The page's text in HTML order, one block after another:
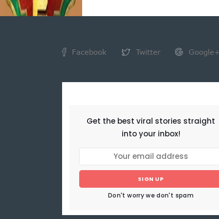
Facebook Twitter Google+
Get the best viral stories straight
into your inbox!
SIGN UP
Don't worry we don't spam